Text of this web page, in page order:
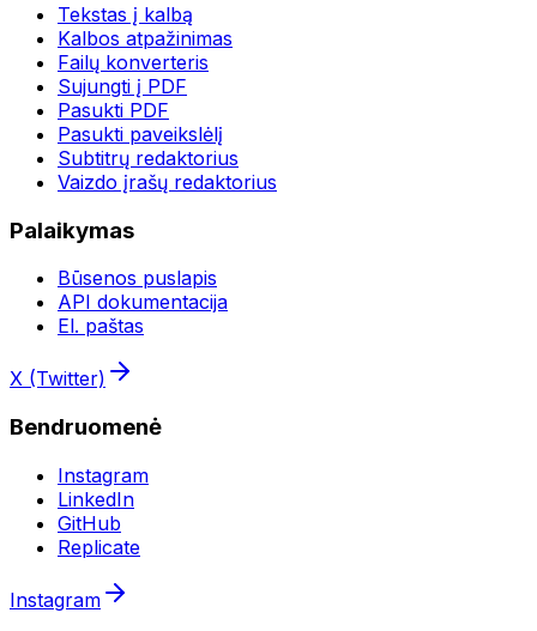
Tekstas į kalbą
Kalbos atpažinimas
Failų konverteris
Sujungti į PDF
Pasukti PDF
Pasukti paveikslėlį
Subtitrų redaktorius
Vaizdo įrašų redaktorius
Palaikymas
Būsenos puslapis
API dokumentacija
El. paštas
X (Twitter)
Bendruomenė
Instagram
LinkedIn
GitHub
Replicate
Instagram